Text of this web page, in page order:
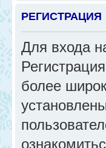
РЕГИСТРАЦИЯ
Для входа
более